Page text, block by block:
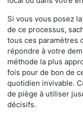
Si vous vous posez
de ce processus,
tous ces paramètres
répondre à votre
méthode la plus
fois pour de bon de
quotidien invivable.
de piège à utiliser
décisifs.